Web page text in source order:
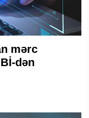
mərc
dən